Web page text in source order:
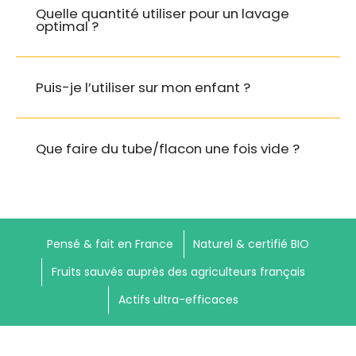
Potassium sorbate: Conservateur autorisé
par Ecocert. Quantité infime.
Cucumis sativus Fruit extract: Extrait de
concombre BIO, apaise et purifie le cuir chevelu
Zinc pca : Extrait de Zinc, effet sébo-régulateur
de jus de feuille d’Aloe Vera.
Hydrolyzed Jojoba esters: Issu de l’huile de
jojoba, fortifie et hydrate les cheveux sans les
graisser et facilite le brossage.
Quelle quantité utiliser pour un lavage
optimal ?
shampooing démêlant
dentifrice
Puis-je l’utiliser sur mon enfant ?
Que faire du tube/flacon une fois vide ?
Pensé & fait en France
Naturel & certifié BIO
Fruits sauvés auprès des agriculteurs français
Actifs ultra-efficaces